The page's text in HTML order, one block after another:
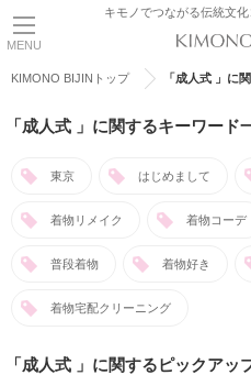
MENU
キモノでつながる伝統文
KIMONO BIJINトップ 「成人式 」に
「成人式 」に関するキーワード
東京 はじめまして
着物リメイク 着物コーデ
普段着物 着物好き
着物宅配クリーニング
「成人式 」に関するピックアッ